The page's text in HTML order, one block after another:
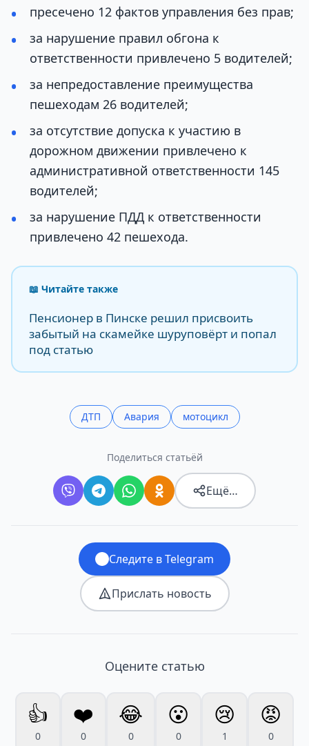
пресечено 12 фактов управления без прав;
за нарушение правил обгона к
ответственности привлечено 5 водителей;
за непредоставление преимущества
пешеходам 26 водителей;
за отсутствие допуска к участию в
дорожном движении привлечено к
административной ответственности 145
водителей;
за нарушение ПДД к ответственности
привлечено 42 пешехода.
📖 Читайте также
Пенсионер в Пинске решил присвоить
забытый на скамейке шуруповёрт и попал
под статью
ДТП Авария мотоцикл
Поделиться статьёй
Ещё…
Следите в Telegram
Прислать новость
Оцените статью
👍
0
❤️
0
😂
0
😮
0
😢
1
😡
0